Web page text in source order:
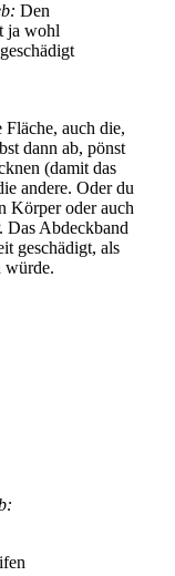
Den
ja wohl
auch die,
dann ab, pönst
(damit das
andere. Oder du
Körper oder auch
Das Abdeckband
geschädigt, als
würde.